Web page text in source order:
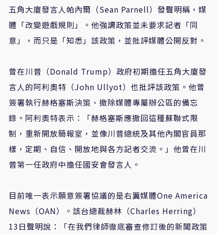
五角大廈發言人帕內爾（Sean Parnell）發聲明稱，媒
體「改變遊戲規則」。他強調政策並未要求記者「同
意」，而只是「知悉」該政策，並批評媒體公開反對。
曾在川普（Donald Trump）政府初期擔任五角大廈發
言人的阿利奧特（John Ullyot）也批評該政策。他曾
簽署執行赫格塞斯決策、撤除媒體專屬辦公區的備忘
錄。阿利奧特表示：「赫格塞斯應撤回這種蘇聯式限
制，重新開放簡報室，並像川普總統及其他內閣官員那
樣，定期、自信、開放地與各方記者交流。」他曾在川
普第一任政府中擔任國安會發言人。
目前唯一表示願意簽署協議的是右翼媒體One America
News （OAN）。該台總裁赫林（Charles Herring）
13日聲明說：「在我們律師徹底審查修訂後的新聞政策